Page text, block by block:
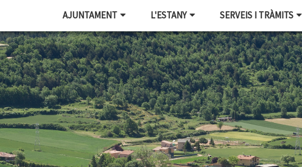
AJUNTAMENT L'ESTANY SERVEIS I TRÀMITS